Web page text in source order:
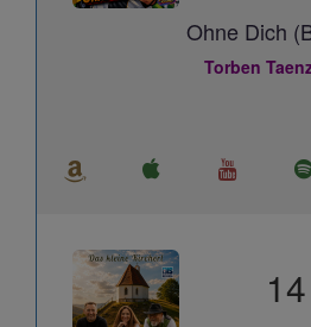
Ohne Dich
Torben
14